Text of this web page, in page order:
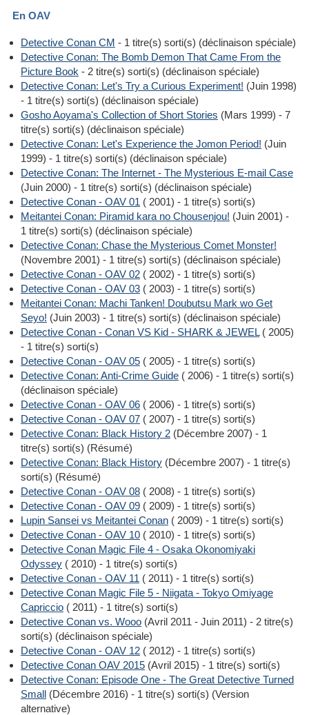
En OAV
Detective Conan CM - 1 titre(s) sorti(s) (déclinaison spéciale)
Detective Conan: The Bomb Demon That Came From the
Picture Book - 2 titre(s) sorti(s) (déclinaison spéciale)
Detective Conan: Let's Try a Curious Experiment! (Juin 1998)
- 1 titre(s) sorti(s) (déclinaison spéciale)
Gosho Aoyama's Collection of Short Stories (Mars 1999) - 7
titre(s) sorti(s) (déclinaison spéciale)
Detective Conan: Let's Experience the Jomon Period! (Juin
1999) - 1 titre(s) sorti(s) (déclinaison spéciale)
Detective Conan: The Internet - The Mysterious E-mail Case
(Juin 2000) - 1 titre(s) sorti(s) (déclinaison spéciale)
Detective Conan - OAV 01 ( 2001) - 1 titre(s) sorti(s)
Meitantei Conan: Piramid kara no Chousenjou! (Juin 2001) -
1 titre(s) sorti(s) (déclinaison spéciale)
Detective Conan: Chase the Mysterious Comet Monster!
(Novembre 2001) - 1 titre(s) sorti(s) (déclinaison spéciale)
Detective Conan - OAV 02 ( 2002) - 1 titre(s) sorti(s)
Detective Conan - OAV 03 ( 2003) - 1 titre(s) sorti(s)
Meitantei Conan: Machi Tanken! Doubutsu Mark wo Get
Seyo! (Juin 2003) - 1 titre(s) sorti(s) (déclinaison spéciale)
Detective Conan - Conan VS Kid - SHARK & JEWEL( 2005)
- 1 titre(s) sorti(s)
Detective Conan - OAV 05 ( 2005) - 1 titre(s) sorti(s)
Detective Conan: Anti-Crime Guide ( 2006) - 1 titre(s) sorti(s)
(déclinaison spéciale)
Detective Conan - OAV 06 ( 2006) - 1 titre(s) sorti(s)
Detective Conan - OAV 07 ( 2007) - 1 titre(s) sorti(s)
Detective Conan: Black History 2 (Décembre 2007) - 1
titre(s) sorti(s) (Résumé)
Detective Conan: Black History (Décembre 2007) - 1 titre(s)
sorti(s) (Résumé)
Detective Conan - OAV 08 ( 2008) - 1 titre(s) sorti(s)
Detective Conan - OAV 09 ( 2009) - 1 titre(s) sorti(s)
Lupin Sansei vs Meitantei Conan ( 2009) - 1 titre(s) sorti(s)
Detective Conan - OAV 10 ( 2010) - 1 titre(s) sorti(s)
Detective Conan Magic File 4 - Osaka Okonomiyaki
Odyssey ( 2010) - 1 titre(s) sorti(s)
Detective Conan - OAV 11 ( 2011) - 1 titre(s) sorti(s)
Detective Conan Magic File 5 - Niigata - Tokyo Omiyage
Capriccio ( 2011) - 1 titre(s) sorti(s)
Detective Conan vs. Wooo (Avril 2011 - Juin 2011) - 2 titre(s)
sorti(s) (déclinaison spéciale)
Detective Conan - OAV 12 ( 2012) - 1 titre(s) sorti(s)
Detective Conan OAV 2015 (Avril 2015) - 1 titre(s) sorti(s)
Detective Conan: Episode One - The Great Detective Turned
Small (Décembre 2016) - 1 titre(s) sorti(s) (Version
alternative)